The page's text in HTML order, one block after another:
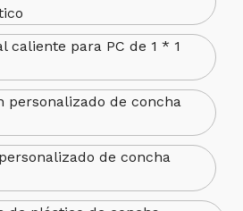
caliente para PC de 1 * 1
personalizado de concha
de concha